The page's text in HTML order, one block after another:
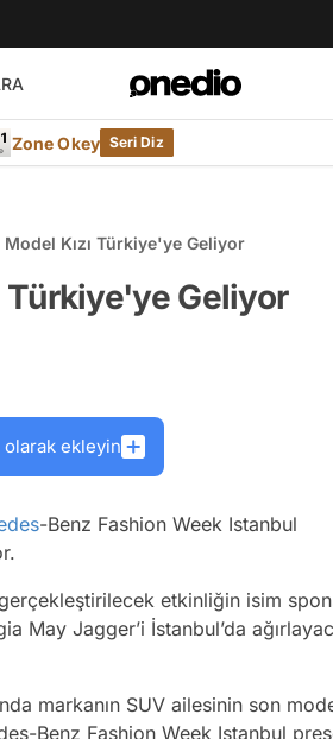
Zone Okey Seri Diz
Kızı Türkiye'ye Geliyor
Türkiye'ye Geliyor
olarak ekleyin
-Benz Fashion Week Istanbul
etkinliğin isim
May Jagger’i İstanbul’da
markanın SUV ailesinin son
Benz Fashion Week Istanbul